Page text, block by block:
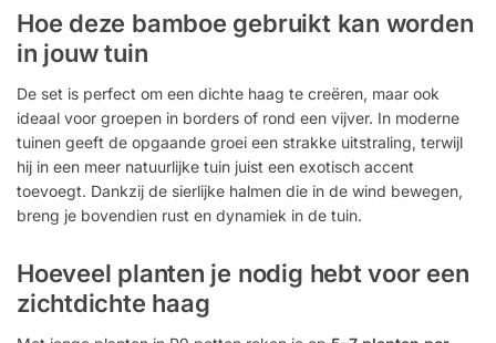
Hoe deze bamboe gebruikt kan worden
in jouw tuin
De set is perfect om een dichte haag te creëren, maar ook
ideaal voor groepen in borders of rond een vijver. In moderne
tuinen geeft de opgaande groei een strakke uitstraling, terwijl
hij in een meer natuurlijke tuin juist een exotisch accent
toevoegt. Dankzij de sierlijke halmen die in de wind bewegen,
breng je bovendien rust en dynamiek in de tuin.
Hoeveel planten je nodig hebt voor een
zichtdichte haag